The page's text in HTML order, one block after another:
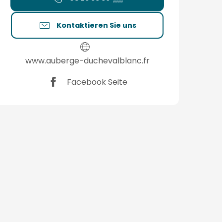
Kontaktieren Sie uns
www.auberge-duchevalblanc.fr
Facebook Seite